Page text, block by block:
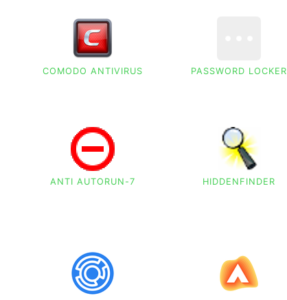
COMODO ANTIVIRUS PASSWORD LOCKER
ANTI AUTORUN-7 HIDDENFINDER